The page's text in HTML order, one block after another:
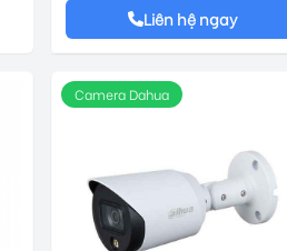
Liên hệ ngay
Camera Dahua